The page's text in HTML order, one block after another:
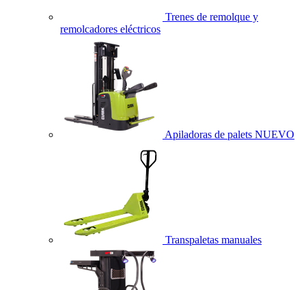
Trenes de remolque y
remolcadores eléctricos
Apiladoras de palets NUEVO
Transpaletas manuales